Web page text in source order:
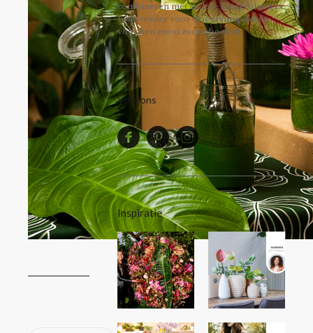
combineren met andere zomerbloeiers.
Lees verder voor drie stylingideeën
voor een mooi zomerboeket!
Volg ons
Inspiratie